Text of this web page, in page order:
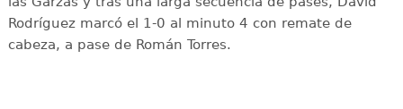
Rodríguez marcó el 1-0 al minuto 4 con remate de
cabeza, a pase de Román Torres.